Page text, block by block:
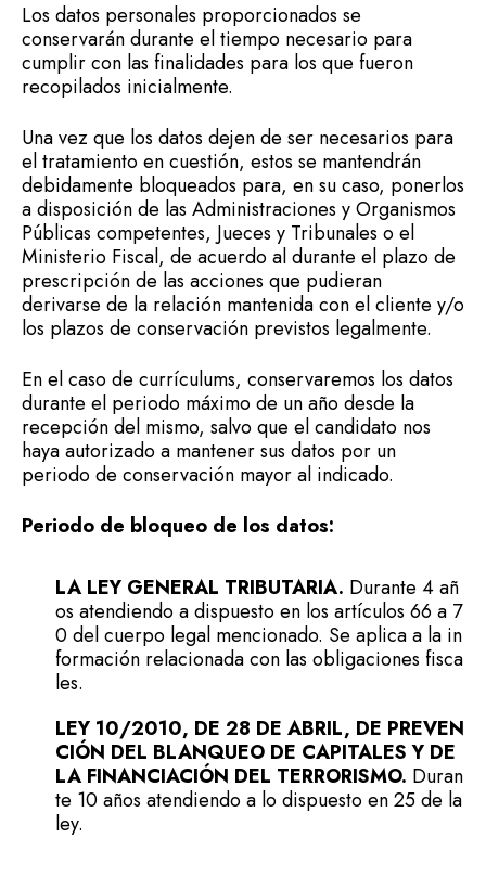
Los datos personales proporcionados se
conservarán durante el tiempo necesario para
cumplir con las finalidades para los que fueron
recopilados inicialmente.
Una vez que los datos dejen de ser necesarios para
el tratamiento en cuestión, estos se mantendrán
debidamente bloqueados para, en su caso, ponerlos
a disposición de las Administraciones y Organismos
Públicas competentes, Jueces y Tribunales o el
Ministerio Fiscal, de acuerdo al durante el plazo de
prescripción de las acciones que pudieran
derivarse de la relación mantenida con el cliente y/o
los plazos de conservación previstos legalmente.
En el caso de currículums, conservaremos los datos
durante el periodo máximo de un año desde la
recepción del mismo, salvo que el candidato nos
haya autorizado a mantener sus datos por un
periodo de conservación mayor al indicado.
Periodo de bloqueo de los datos:
LA LEY GENERAL TRIBUTARIA. Durante 4 añ
os atendiendo a dispuesto en los artículos 66 a 7
0 del cuerpo legal mencionado. Se aplica a la in
formación relacionada con las obligaciones fisca
les.
LEY 10/2010, DE 28 DE ABRIL, DE PREVEN
CIÓN DEL BLANQUEO DE CAPITALES Y DE
LA FINANCIACIÓN DEL TERRORISMO. Duran
te 10 años atendiendo a lo dispuesto en 25 de la
ley.